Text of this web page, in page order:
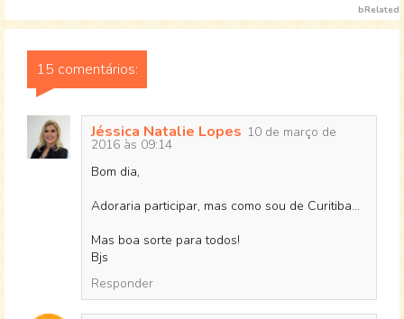
bRelated
15 comentários:
Jéssica Natalie Lopes 10 de março de
2016 às 09:14
Bom dia,
Adoraria participar, mas como sou de Curitiba...
Mas boa sorte para todos!
Bjs
Responder